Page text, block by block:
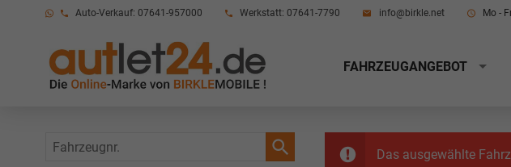
Auto-Verkauf: 07641-957000 Werkstatt: 07641-7790 info@birkle.net Mo -
FAHRZEUGANGEBOT
Das ausgewählte
Fahrzeugnr.